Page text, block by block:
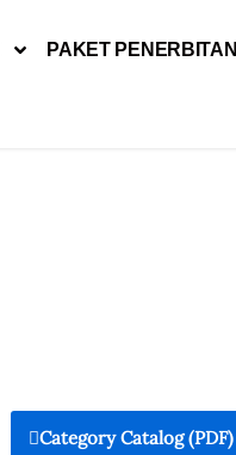
PAKET PENERBITAN
Category Catalog (PDF)